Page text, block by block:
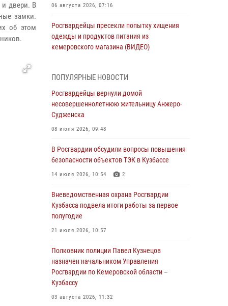
двери. В
замки.
об этом
06 августа 2026, 07:16
Росгвардейцы пресекли попытку хищения
одежды и продуктов питания из
кемеровского магазина (ВИДЕО)
В Кузбассе стартовал чемпионат Сибирского
ордена Жукова округа Росгвардии по
служебно-боевой стрельбе
05 августа 2026, 10:53
дебошира, устроившего конфликт в
медицинском учреждении
05 августа 2026, 09:30
Росгвардейцы задержали участника драки,
причинившего побои оппоненту
05 августа 2026, 08:50
общественного порядка на городском пляже
05 августа 2026, 08:10
Росгвардейцы в Юрге пресекли попытку
проникновения на территорию частного
ПОПУЛЯРНЫЕ НОВОСТИ
Росгвардейцы вернули домой
несовершеннолетнюю жительницу Анжеро-
Судженска
08 июля 2026, 09:48
В Росгвардии обсудили вопросы повышения
безопасности объектов ТЭК в Кузбассе
14 июля 2026, 10:54 2
Вневедомственная охрана Росгвардии
Кузбасса подвела итоги работы за первое
полугодие
21 июля 2026, 10:57
Полковник полиции Павел Кузнецов
назначен начальником Управления
Росгвардии по Кемеровской области –
Кузбассу
03 августа 2026, 11:32